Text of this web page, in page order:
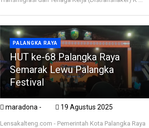
PALANGKA RAYA
HUT ke-68 Palangka Raya
Semarak Lewu Palangka
Festival
maradona - 19 Agustus 2025
Lensakalteng.com - Pemerintah Kota Palangka Raya